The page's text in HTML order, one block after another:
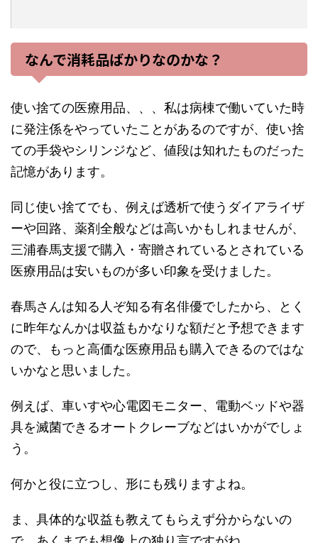
なんで消耗品ばかりなのかな？
使い捨ての医療用品、、、私は病棟で働いていた時
に発注係をやっていたことがあるのですが、使い捨
ての手袋やシリンジなど、値段は知れたものだった
記憶があります。
同じ使い捨てでも、例えば透析で使うダイアライザ
ーや回路、薬剤全般などは高いかもしれませんが、
三浦春馬支援で購入・寄贈されているとされている
医療用品は安いものが多い印象を受けました。
春馬さんは知る人ぞ知る有名俳優でしたから、とく
に昨年なんかは収益もかなりな額だと予想できます
ので、もっと高価な医療用品も購入できるのではな
いかなと思いました。
例えば、車いすや心電図モニター、電動ベッドや器
具を滅菌できるオートクレーブなどはいかがでしょ
う。
何かと役に立つし、形にも残りますよね。
ま、具体的な収益も教えてもらえず分からないの